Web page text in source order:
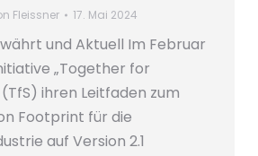
Fleissner 17. Mai 2024
und Aktuell Im Februar
„Together for
ihren Leitfaden zum
Footprint für die
auf Version 2.1